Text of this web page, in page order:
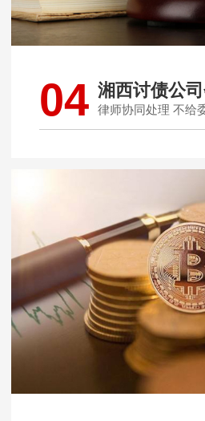
04 湘西讨债公
律师协同处理 不给